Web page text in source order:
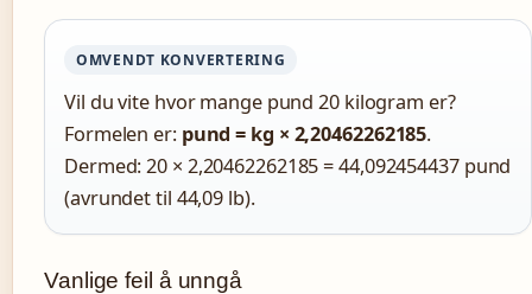
OMVENDT KONVERTERING
Vil du vite hvor mange pund 20 kilogram er?
Formelen er: pund = kg × 2,20462262185.
Dermed: 20 × 2,20462262185 = 44,092454437 pund
(avrundet til 44,09 lb).
Vanlige feil å unngå